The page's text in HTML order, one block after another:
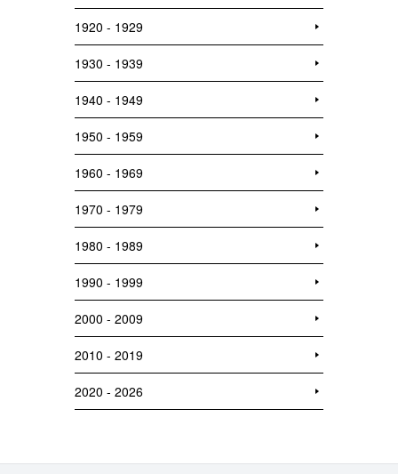
1920 - 1929
1930 - 1939
1940 - 1949
1950 - 1959
1960 - 1969
1970 - 1979
1980 - 1989
1990 - 1999
2000 - 2009
2010 - 2019
2020 - 2026